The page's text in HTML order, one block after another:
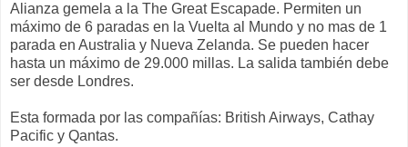
Alianza gemela a la The Great Escapade. Permiten un
máximo de 6 paradas en la Vuelta al Mundo y no mas de 1
parada en Australia y Nueva Zelanda. Se pueden hacer
hasta un máximo de 29.000 millas. La salida también debe
ser desde Londres.
Esta formada por las compañías: British Airways, Cathay
Pacific y Qantas.